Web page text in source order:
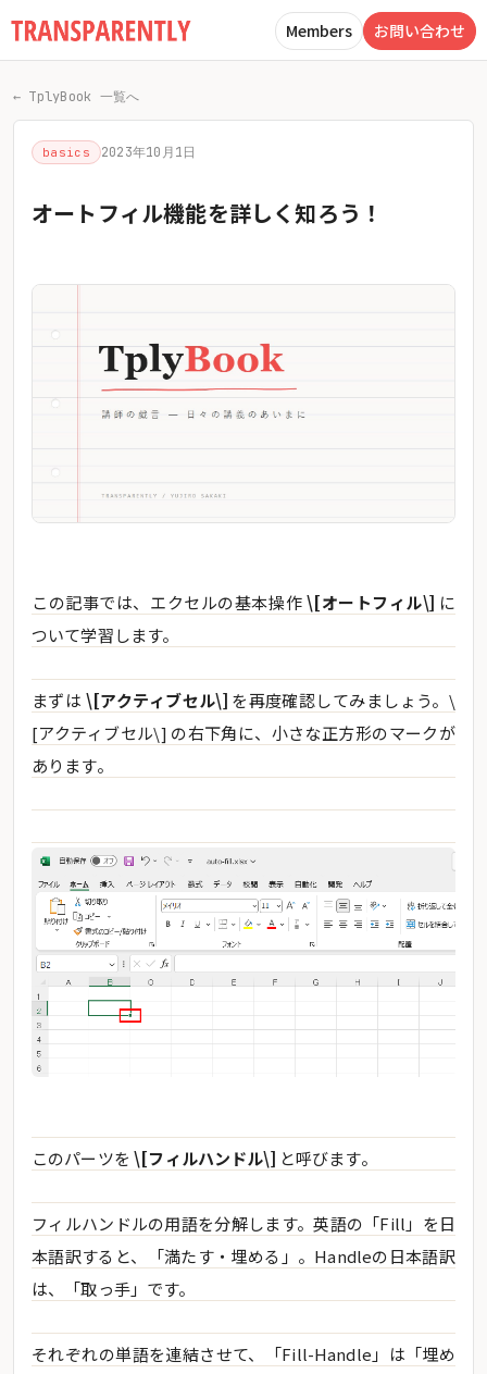
Members お問い合わせ
← TplyBook 一覧へ
basics 2023年10月1日
オートフィル機能を詳しく知ろう！
この記事では、エクセルの基本操作\[オートフィル\] に
ついて学習します。
まずは \[アクティブセル\] を再度確認してみましょう。\
[アクティブセル\] の右下角に、小さな正方形のマークが
あります。
このパーツを\[フィルハンドル\] と呼びます。
フィルハンドルの用語を分解します。英語の「Fill」を日
本語訳すると、「満たす・埋める」。Handleの日本語訳
は、「取っ手」です。
それぞれの単語を連結させて、「Fill-Handle」は「埋め